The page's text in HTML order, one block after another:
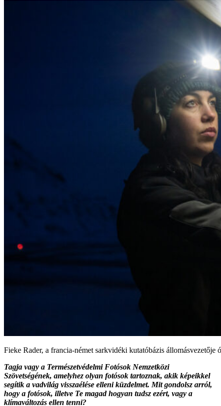
Fieke Rader, a francia-német sarkvidéki kutatóbázis
Tagja vagy a Természetvédelmi Fotósok Nemzetközi
Szövetségének, amelyhez olyan fotósok tartoznak, akik képeikkel
segítik a vadvilág visszaélése elleni küzdelmet. Mit gondolsz arról,
hogy a fotósok, illetve Te magad hogyan tudsz ezért, vagy a
klímaváltozás ellen tenni?